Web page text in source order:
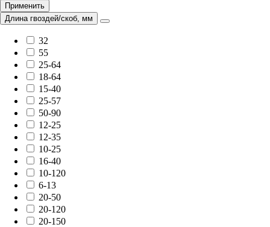
Применить
Длина гвоздей/скоб, мм
32
55
25-64
18-64
15-40
25-57
50-90
12-25
12-35
10-25
16-40
10-120
6-13
20-50
20-120
20-150